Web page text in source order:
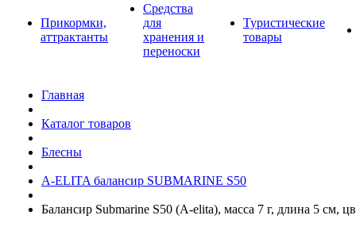
Прикормки,
аттрактанты
Средства
для
хранения и
переноски
Туристические
товары
Главная
Каталог товаров
Блесны
A-ELITA балансир SUBMARINE S50
Балансир Submarine S50 (A-elita), масса 7 г, длина 5 см,